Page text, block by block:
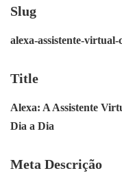
Slug
alexa-assistente-
Title
Alexa: A Assistente
Dia a Dia
Meta Descrição